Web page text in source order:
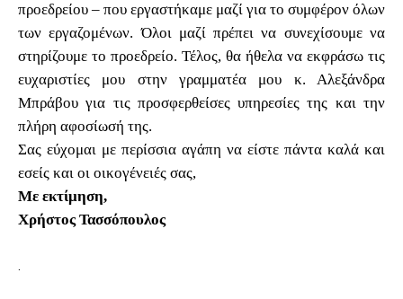
προεδρείου – που εργαστήκαμε μαζί για το συμφέρον όλων
των εργαζομένων. Όλοι μαζί πρέπει να συνεχίσουμε να
στηρίζουμε το προεδρείο. Τέλος, θα ήθελα να εκφράσω τις
ευχαριστίες μου στην γραμματέα μου κ. Αλεξάνδρα
Μπράβου για τις προσφερθείσες υπηρεσίες της και την
πλήρη αφοσίωσή της.
Σας εύχομαι με περίσσια αγάπη να είστε πάντα καλά και
εσείς και οι οικογένειές σας,
Με εκτίμηση,
Χρήστος Τασσόπουλος
.